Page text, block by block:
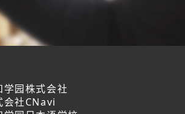
学园株式会社
会社CNavi